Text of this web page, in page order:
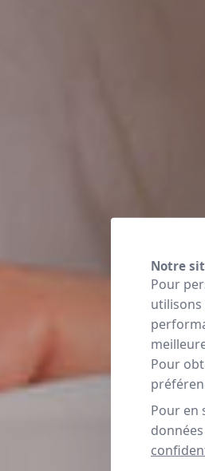
Notre
Pour
utilisons
Pour
Pour en